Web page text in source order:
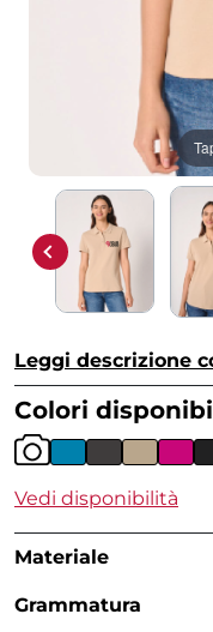
Leggi descrizione
Colori
Vedi disponibilità
Materiale
Grammatura